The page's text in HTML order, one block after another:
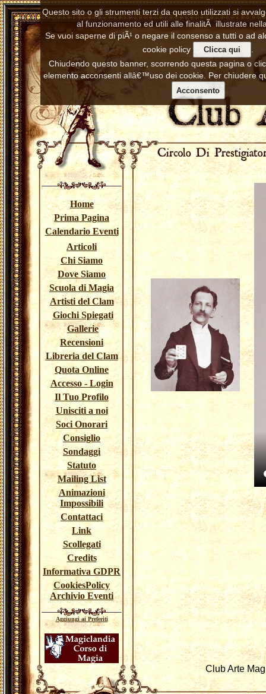
Home
Prima Pagina
Calendario Eventi
Articoli
Chi Siamo
Dove Siamo
Scuola di Magia
Artisti del Clam
Giochi Spiegati
Gallerie
Recensioni
Libreria del Clam
Quota Online
Accesso - Login
Il Tuo Profilo
Unisciti a noi
Soci Onorari
Consiglio
Sondaggi
Statuto
Mailing List
Animazioni
Impossibili
Contattaci
Link
Scollegati
Credits
Informativa GDPR
CookiesPolicy
Archivio Eventi
Aggiungi ai Preferiti
Questo sito o gli strumenti terzi da questo utilizzati si
al funzionamento ed utili alle finalitÃ illustrate
Se vuoi saperne di piÃ¹ o negare il consenso a tutti o ad
cookie policy
Clicca qui
Chiudendo questo banner, scorrendo questa pagina o
elemento acconsenti allâ€™uso dei cookie. Per chiudere
Acconsento
Club Arte